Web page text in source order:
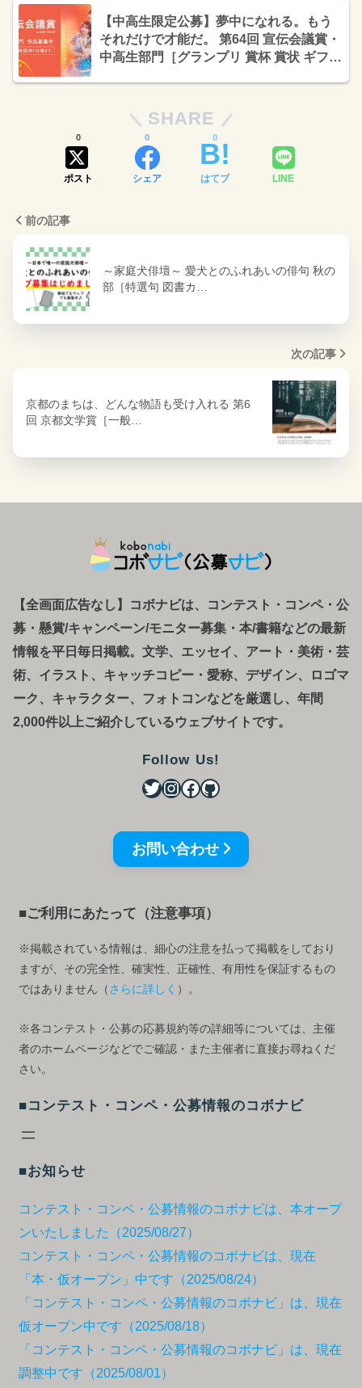
【中高生限定公募】夢中になれる。もう
それだけで才能だ。 第64回 宣伝会議賞・
中高生部門［グランプリ 賞杯 賞状 ギフト
SHARE
ポスト
0
シェア
0
はてブ
0
LINE
前の記事
～家庭犬俳壇～ 愛犬とのふれあいの俳句 秋の
部［特選句 図書カ…
次の記事
京都のまちは、どんな物語も受け入れる 第6
回 京都文学賞［一般…
【全画面広告なし】コボナビは、コンテスト・コンペ・ 公
募 ・ 懸賞/キャンペーン/モニター募集・本/書籍などの最新
情報を平日毎日掲載。文学、エッセイ、アート・美術・芸
術、イラスト、キャッチコピー・愛称、デザイン、ロゴマ
ーク、キャラクター、フォトコンなどを厳選し、年間
2,000件以上ご紹介しているウェブサイトです。
Follow Us!
お問い合わせ
■ご利用にあたって（注意事項）
※掲載されている情報は、細心の注意を払って掲載をしており
ますが、その完全性、確実性、正確性、有用性を保証するもの
ではありません（ さらに詳しく ）。
※各コンテスト・公募の応募規約等の詳細等については、主催
者のホームページなどでご確認・また主催者に直接お尋ねくだ
さい。
■コンテスト・コンペ・公募情報のコボナビ
■お知らせ
コンテスト・コンペ・公募情報のコボナビは、本オープ
ンいたしました（2025/08/27）
コンテスト・コンペ・公募情報のコボナビは、現在
「本・仮オープン」中です（2025/08/24）
「コンテスト・コンペ・公募情報のコボナビ」は、現在
仮オープン中です（2025/08/18）
「コンテスト・コンペ・公募情報のコボナビ」は、現在
調整中です（2025/08/01）